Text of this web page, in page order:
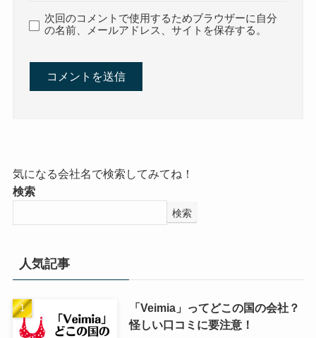
次回のコメントで使用するためブラウザーに自分
の名前、メールアドレス、サイトを保存する。
気になる会社名で検索してみてね！
検索
検索
人気記事
「Veimia」ってどこの国の会社？
怪しい口コミに要注意！